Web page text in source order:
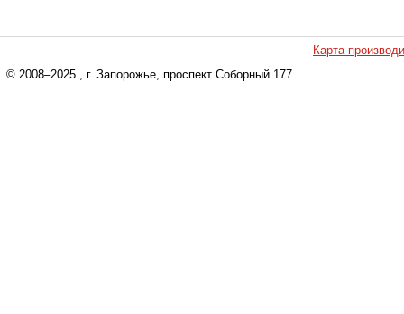
Карта
© 2008–2025 , г. Запорожье, проспект Соборный 177